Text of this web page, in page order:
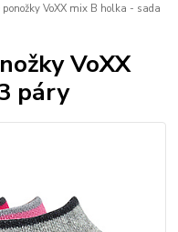
VoXX mix B holka - sada
VoXX
páry